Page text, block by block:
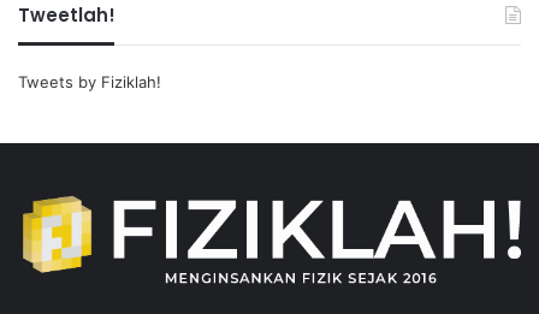
Tweetlah!
Tweets by Fiziklah!